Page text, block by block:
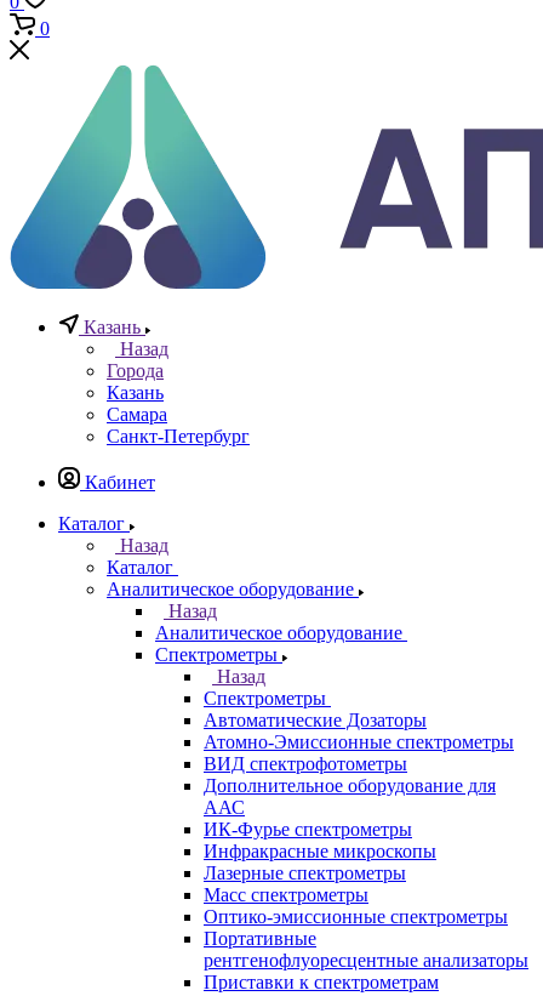
Телефоны
+7 (812) 640-40-13 По всем вопросам
8 800 777 20 78
Отдел неразрушающего контроля
+7 965 786 38 77
Отдел контрольно измерительных приборов
Заказать звонок
0
Казань
Назад
Города
Казань
Самара
Санкт-Петербург
Аналитическое оборудование
Назад
Аналитическое оборудование
Спектрометры
Назад
Спектрометры
Автоматические Дозаторы
Атомно-Эмиссионные спектрометры